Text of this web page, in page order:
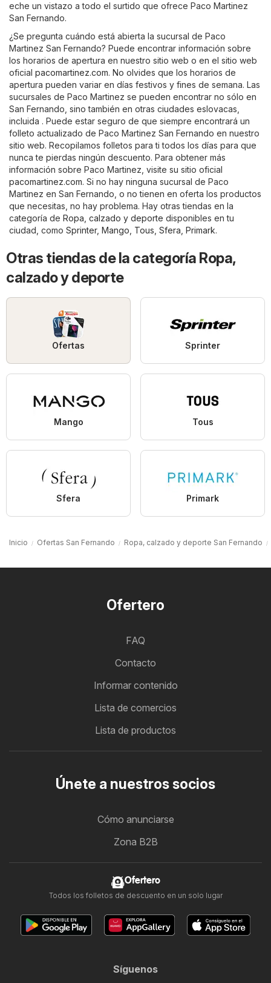
eche un vistazo a todo el surtido que ofrece Paco Martinez
San Fernando.
¿Se pregunta cuándo está abierta la sucursal de Paco
Martinez San Fernando? Puede encontrar información sobre
los horarios de apertura en nuestro sitio web o en el sitio web
oficial pacomartinez.com. No olvides que los horarios de
apertura pueden variar en días festivos y fines de semana. Las
sucursales de Paco Martinez se pueden encontrar no sólo en
San Fernando, sino también en otras ciudades eslovacas,
incluida . Puede estar seguro de que siempre encontrará un
folleto actualizado de Paco Martinez San Fernando en nuestro
sitio web. Recopilamos folletos para ti todos los días para que
nunca te pierdas ningún descuento. Para obtener más
información sobre Paco Martinez, visite su sitio oficial
pacomartinez.com. Si no hay ninguna sucursal de Paco
Martinez en San Fernando, o no tienen en oferta los productos
que necesitas, no hay problema. Hay otras tiendas en la
categoría de Ropa, calzado y deporte disponibles en tu
ciudad, como Sprinter, Mango Tous Sfera Primark.
Otras tiendas de la categoría Ropa,
calzado y deporte
Ofertas Sprinter
Mango Tous
Sfera Primark
Inicio Ofertas San Fernando Ropa, calzado y deporte San Fernando
Ofertero
FAQ
Contacto
Informar contenido
Lista de comercios
Lista de productos
Únete a nuestros socios
Cómo anunciarse
Zona B2B
Ofertero
Todos los folletos de descuento en un solo lugar
Síguenos